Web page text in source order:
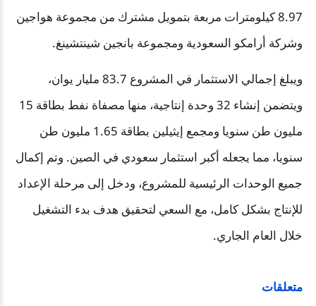
8.97 كيلومترات مربعة بتمويل مشترك من مجموعة هواجين
وشركة أرامكو السعودية ومجموعة بانجين شينتشينغ.
ويبلغ إجمالي الاستثمار في المشروع 83.7 مليار يوان،
ويتضمن إنشاء 32 وحدة إنتاجية، منها مصفاة نفط بطاقة 15
مليون طن سنويا ومجمع إيثيلين بطاقة 1.65 مليون طن
سنويا، مما يجعله أكبر استثمار سعودي في الصين. وتم إكمال
جميع الوحدات الرئيسية للمشروع، ودخل إلى مرحلة الإعداد
للإنتاج بشكل كامل، مع السعي لتحقيق هدف بدء التشغيل
خلال العام الجاري.
متعلقات